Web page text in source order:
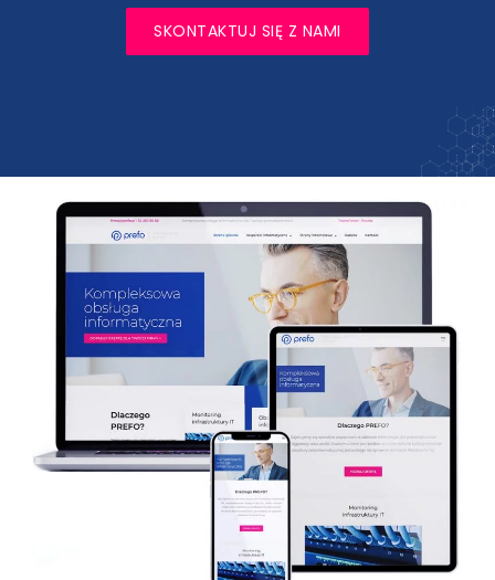
SKONTAKTUJ SIĘ Z NAMI